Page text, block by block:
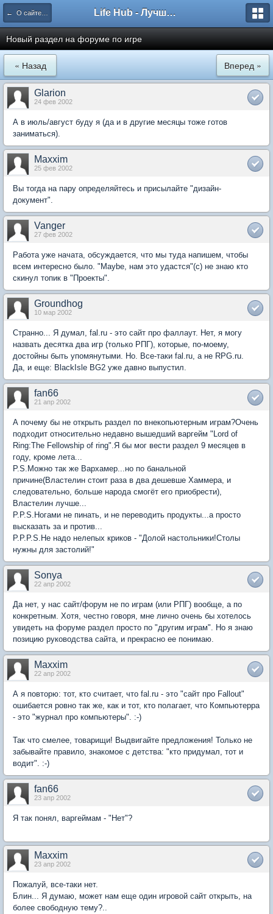
← О сайте и форуме Life Hub - Лучшие компьютерные игры мира
Новый раздел на форуме по игре
« Назад Вперед »
Glarion
24 фев 2002
А в июль/август буду я (да и в другие месяцы тоже готов
заниматься).
Maxxim
25 фев 2002
Вы тогда на пару определяйтесь и присылайте "дизайн-
документ".
Vanger
27 фев 2002
Работа уже начата, обсуждается, что мы туда напишем, чтобы
всем интересно было. "Maybe, нам это удастся"(с) не знаю кто
скинул топик в "Проекты".
Groundhog
10 мар 2002
Странно... Я думал, fal.ru - это сайт про фаллаут. Нет, я могу
назвать десятка два игр (только РПГ), которые, по-моему,
достойны быть упомянутыми. Но. Все-таки fal.ru, а не RPG.ru.
Да, и еще: BlackIsle BG2 уже давно выпустил.
fan66
21 апр 2002
А почему бы не открыть раздел по внекопьютерным играм?Очень
подходит относительно недавно вышедший варгейм "Lord of
Ring:The Fellowship of ring".Я бы мог вести раздел 9 месяцев в
году, кроме лета...
P.S.Можно так же Вархамер...но по банальной
причине(Властелин стоит раза в два дешевше Хаммера, и
следовательно, больше народа смогёт его приобрести),
Властелин лучше...
P.P.S.Ногами не пинать, и не переводить продукты...а просто
высказать за и против...
P.P.P.S.Не надо нелепых криков - "Долой настольники!Столы
нужны для застолий!"
Sonya
22 апр 2002
Да нет, у нас сайт/форум не по играм (или РПГ) вообще, а по
конкретным. Хотя, честно говоря, мне лично очень бы хотелось
увидеть на форуме раздел просто по "другим играм". Но я знаю
позицию руководства сайта, и прекрасно ее понимаю.
Maxxim
22 апр 2002
А я повторю: тот, кто считает, что fal.ru - это "сайт про Fallout"
ошибается ровно так же, как и тот, кто полагает, что Компьютерра
- это "журнал про компьютеры". :-)
Так что смелее, товарищи! Выдвигайте предложения! Только не
забывайте правило, знакомое с детства: "кто придумал, тот и
водит". :-)
fan66
23 апр 2002
Я так понял, варгеймам - "Нет"?
Maxxim
23 апр 2002
Пожалуй, все-таки нет.
Блин... Я думаю, может нам еще один игровой сайт открыть, на
более свободную тему?..